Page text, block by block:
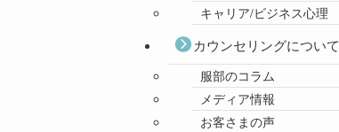
キャリア/ビジネス心理
カウンセリングについて
服部のコラム
メディア情報
お客さまの声